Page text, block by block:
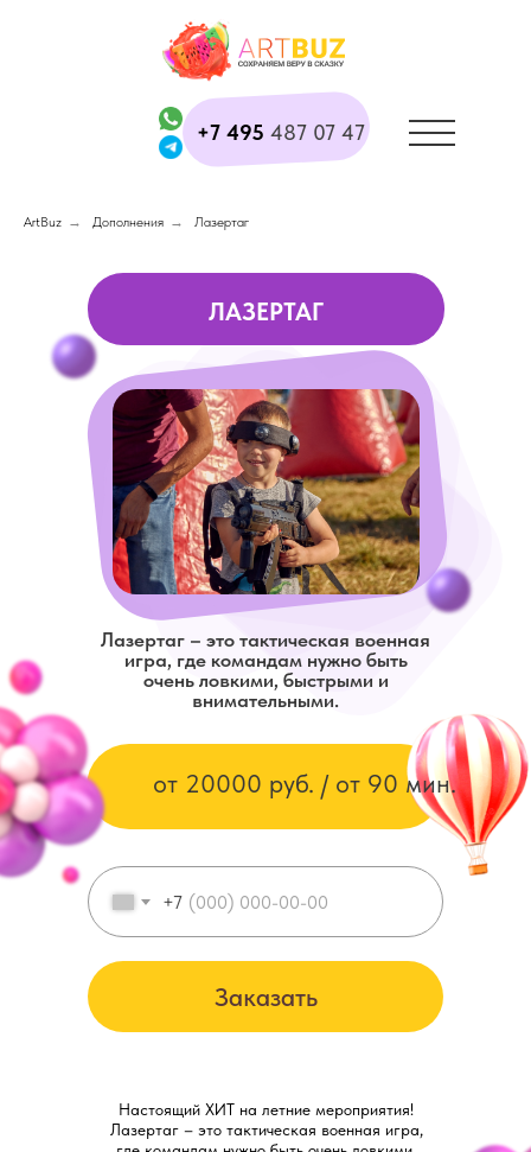
+7 495 487 07 47
ArtBuz → Дополнения → Лазертаг
+7
Заказать
ЛАЗЕРТАГ
Лазертаг – это тактическая военная
игра, где командам нужно быть
очень ловкими, быстрыми и
внимательными.
от 20000 руб. / от 90 мин.
Настоящий ХИТ на летние мероприятия!
Лазертаг – это тактическая военная игра,